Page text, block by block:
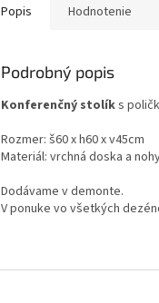
Popis Hodnotenie
Podrobný popis
Konferenčný stolíks
Rozmer: š60 x h60 x v45cm
Materiál: vrchná doska a
Dodávame v demonte.
V ponuke vo všetkých